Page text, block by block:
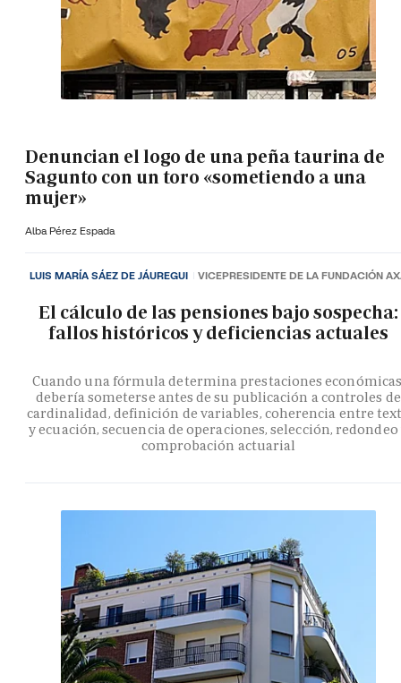
Denuncian el logo de una peña taurina de
Sagunto con un toro «sometiendo a una
mujer»
Alba Pérez Espada
El cálculo de las pensiones bajo sospecha:
fallos históricos y deficiencias actuales
Cuando una fórmula determina prestaciones
debería someterse antes de su publicación a controles de
cardinalidad, definición de variables, coherencia entre
y ecuación, secuencia de operaciones, selección, redondeo
comprobación actuarial
LUIS MARÍA SÁEZ DE JÁUREGUI VICEPRESIDENTE DE LA FUNDACIÓN